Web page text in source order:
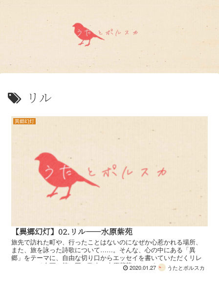
リル
異郷幻灯
【異郷幻灯】02.リル——水原紫苑
旅先で訪れた町や、行ったことはないのになぜか心惹かれる場所、
また、旅を詠った詩歌について……。そんな、心の中にある「異
郷」をテーマに、自由な切り口からエッセイを書いていただくリレ
ーエッセイ企画、第二回は歌人の水原紫苑さんです。 ...
2020.01.27 うたとポルスカ